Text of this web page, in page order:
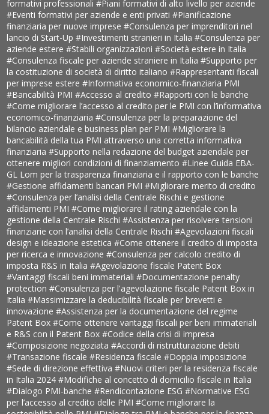
formativi professionali#Piani formativi di alto livello per aziende
#Eventi formativi per aziende e enti privati#Pianificazione
finanziaria per nuove imprese#Consulenza per imprenditori nel
lancio di Start-Up#Investimenti stranieri in Italia#Consulenza per
aziende estere#Stabili organizzazioni#Società estere in Italia
#Consulenza fiscale per aziende straniere in Italia#Supporto per
la costituzione di società di diritto italiano#Rappresentanti fiscali
per imprese estere#Informativa economico-finanziaria PMI
#Bancabilità PMI#Accesso al credito#Rapporti con le banche
#Come migliorare l’accesso al credito per le PMI con l’informativa
economico-finanziaria#Consulenza per la preparazione del
bilancio aziendale e business plan per PMI#Migliorare la
bancabilità della tua PMI attraverso una corretta informativa
finanziaria#Supporto nella redazione del budget aziendale per
ottenere migliori condizioni di finanziamento#Linee Guida EBA-
GL Lom per la trasparenza finanziaria e il rapporto con le banche
#Gestione affidamenti bancari PMI#Migliorare merito di credito
#Consulenza per l’analisi della Centrale Rischi e gestione
affidamenti PMI#Come migliorare il rating aziendale con la
gestione della Centrale Rischi#Assistenza per risolvere tensioni
finanziarie con l’analisi della Centrale Rischi#Agevolazioni fiscali
design e ideazione estetica#Come ottenere il credito di imposta
per ricerca e innovazione#Consulenza per calcolo credito di
imposta R&S in Italia#Agevolazione fiscale Patent Box
#Vantaggi fiscali beni immateriali#Documentazione penalty
protection#Consulenza per l'agevolazione fiscale Patent Box in
Italia#Massimizzare la deducibilità fiscale per brevetti e
innovazione#Assistenza per la documentazione del regime
Patent Box#Come ottenere vantaggi fiscali per beni immateriali
e R&S con il Patent Box#Codice della crisi di impresa
#Composizione negoziata#Accordi di ristrutturazione debiti
#Transazione fiscale#Residenza fiscale#Doppia imposizione
#Sede di direzione effettiva#Nuovi criteri per la residenza fiscale
in Italia 2024#Modifiche al concetto di domicilio fiscale in Italia
#Dialogo PMI-banche#Rendicontazione ESG#Normative ESG
per l’accesso al credito delle PMI#Come migliorare la